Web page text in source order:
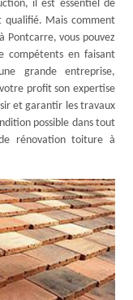
il est essentiel de
Mais comment
Pontcarre, vous pouvez
compétents en faisant
grande entreprise,
profit son expertise
et garantir les travaux
possible dans tout
rénovation toiture à